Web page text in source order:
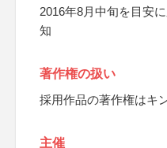
2016年8月中旬を目安
知
著作権の扱い
採用作品の著作権はキ
主催